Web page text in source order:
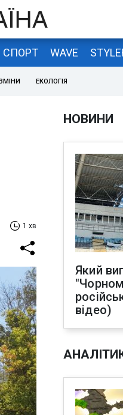
СПОРТ WAVE
ЕКОЛОГІЯ
1 хв
НОВИНИ
Який
відео)